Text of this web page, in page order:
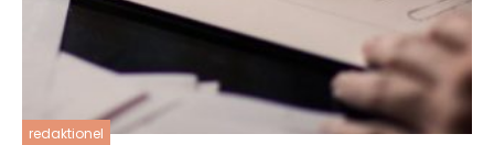
redaktionel